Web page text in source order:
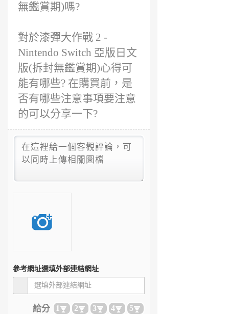
無鑑賞期)嗎?
對於漆彈大作戰 2 -
Nintendo Switch 亞版日文
版(拆封無鑑賞期)心得可
能有哪些? 在購買前，是
否有哪些注意事項要注意
的可以分享一下?
參考網址選填外部連結網址
給分 1 2 3 4 5